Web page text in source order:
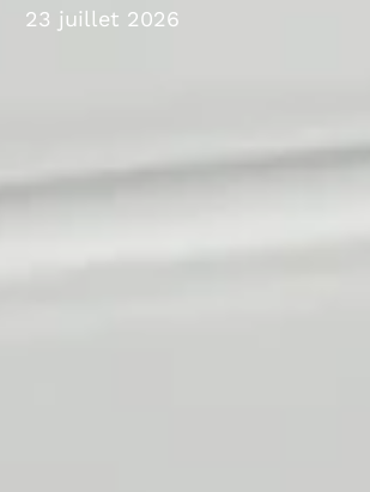
23 juillet 2026